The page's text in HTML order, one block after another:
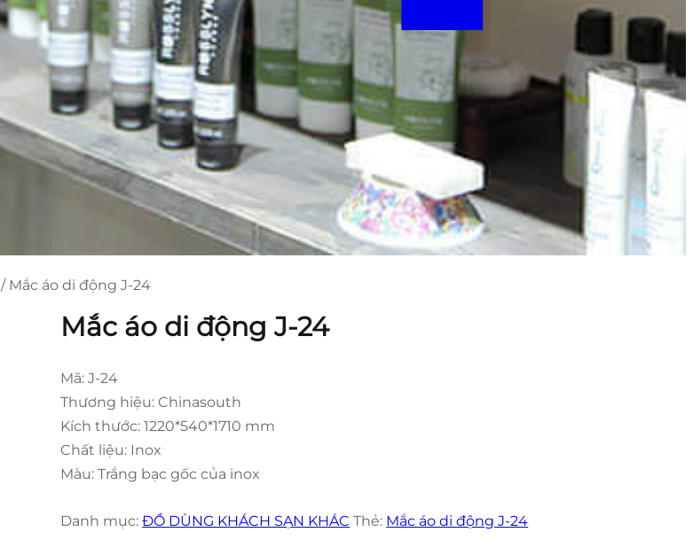
/ Mắc áo di động J-24
Mắc áo di động J-24
Mã: J-24
Thương hiệu: Chinasouth
Kích thước: 1220*540*1710 mm
Chất liệu: Inox
Màu: Trắng bạc gốc của inox
Danh mục:ĐỒ DÙNG KHÁCH SẠN KHÁC Thẻ: Mắc áo di động J-24